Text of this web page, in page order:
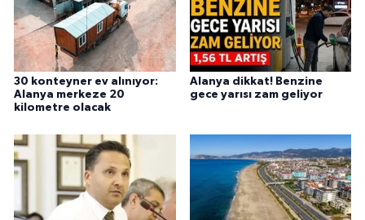
30 konteyner ev alınıyor:
Alanya merkeze 20
kilometre olacak
Alanya dikkat! Benzine
gece yarısı zam geliyor